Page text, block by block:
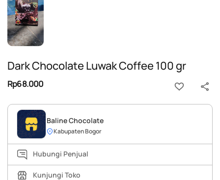
Dark Chocolate Luwak Coffee 100 gr
Rp68.000
Baline Chocolate
Kabupaten Bogor
Hubungi Penjual
Kunjungi Toko